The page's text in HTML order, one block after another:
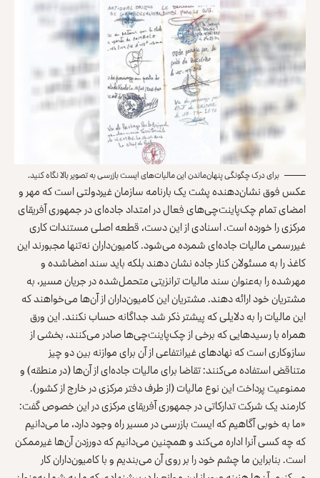
برای درک چگونگی پنهان‌ماندن این مالیات‌های ایست بازرسی به تصویر بالا نگاه کنید.
عکس فوق نشان‌دهنده پشت یک بارنامه سازمان غیردولتی است که مهر و
امضای تمام چک‌پاینت‌چی‌های فعال در امتداد جاده‌ای در جمهوری آفریقای
مرکزی را خورده است. اسنادی از این دست، قطعه اصلی مستندات کاری
غیررسمی مالیات جاده‌ای شمرده می‌شود. کامیون‌داران نه‌تنها مجبورند این
کاغذ را به مسئولان کنار جاده نشان دهند بلکه باید سند امضاشده و
مهرشده را به‌‌عنوان سند مالیات ترانزیتی متحمل‌شده در جریان مسیر، به
مشتریان خود ارائه دهند. مشتریان این کامیون‌داران از آن‌ها می‌خواهند که
این مالیات را به دلایلی که پیشتر ذکر شد جداگانه حساب نکنند. این ورق
همراه با رسیدهایی که برخی از چک‌پاینت‌چی‌ها صادر می‌کنند، بخشی از
سازوکاری است که نهادهای غیرانتفاعی از آن برای موازنه بین دو چیز
متناقض استفاده می‌کنند: تقاضا برای مالیات جاده‌ای از آن‌ها (در منطقه) و
ممنوعیت پرداخت این نوع مالیات (از طرف دفتر مرکزی در خارج از کشور).
کارمند یک شرکت تدارکاتی در جمهوری آفریقای مرکزی در این خصوص گفت:
«ما به خوبی آگاهیم که ایست بازرسی در مسیر راه وجود دارد، ما می‌دانیم
که چه کسی آنرا اداره می‎‌کند و همچنین می‌دانیم که دورزدن آن‌ها غیرممکن
است. بنابراین ما چشم خود را بر روی آن می‌بندیم و با کامیون‌داران کار